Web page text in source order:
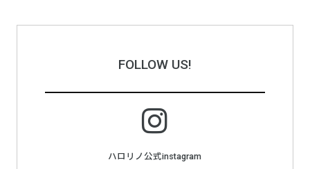
FOLLOW US!
ハロリノ公式instagram